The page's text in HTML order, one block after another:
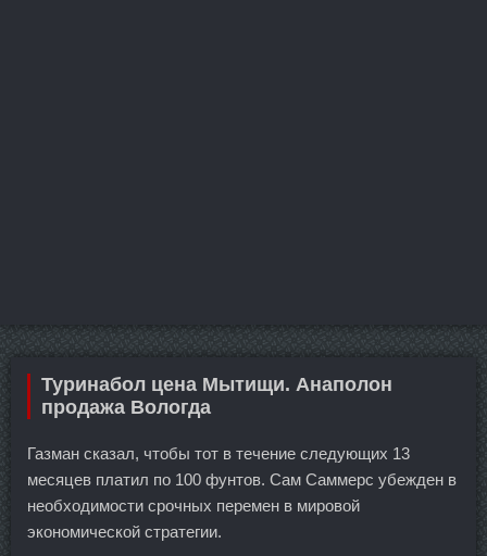
Туринабол цена Мытищи. Анаполон
продажа Вологда
Газман сказал, чтобы тот в течение следующих 13
месяцев платил по 100 фунтов. Сам Саммерс убежден в
необходимости срочных перемен в мировой
экономической стратегии.